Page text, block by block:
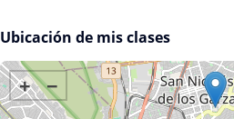
Ubicación de mis clases
+ −